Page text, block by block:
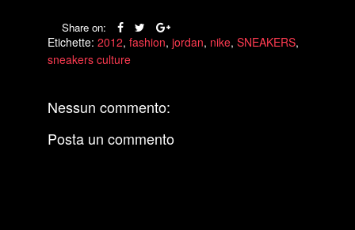
Share on:
Etichette: 2012, fashion, jordan, nike, SNEAKERS,
sneakers culture
Nessun commento:
Posta un commento